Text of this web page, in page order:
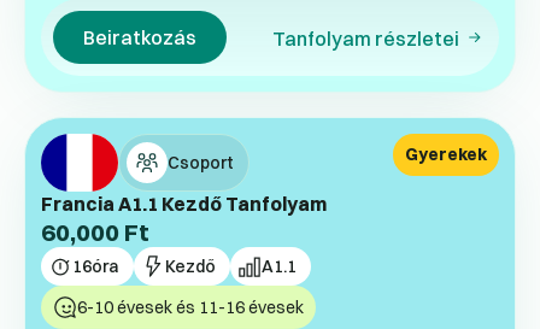
Beiratkozás Tanfolyam részletei
Csoport
Francia A1.1 Kezdő Tanfolyam
60,000 Ft
16óra Kezdő A1.1
Gyerekek
6-10 évesek és 11-16 évesek